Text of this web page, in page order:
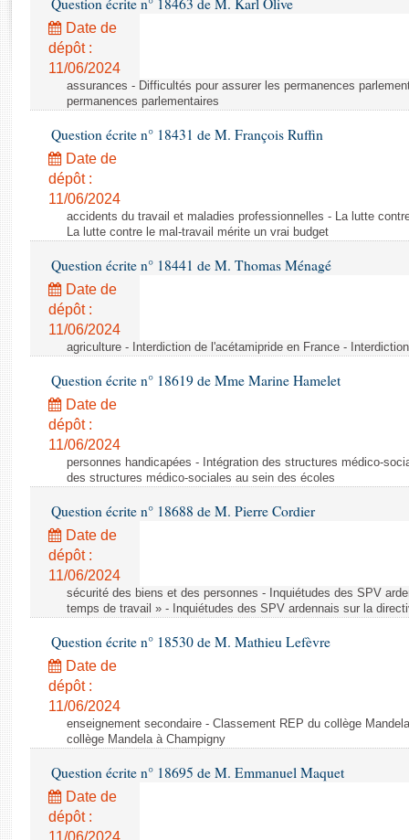
Rapports d'enquête
Rapports législatifs
Rapports sur l'application des lois
Baromètre de l’application des lois
Budget et sécurité sociale
Questions écrites et orales
Comptes rendus des débats
Question écrite n° 18463 de M. Karl Olive
Date de
dépôt :
11/06/2024
assurances - Difficultés pour assurer les permanences
permanences parlementaires
Question écrite n° 18431 de M. François Ruffin
Date de
dépôt :
11/06/2024
accidents du travail et maladies professionnelles - La lutte
La lutte contre le mal-travail mérite un vrai budget
Question écrite n° 18441 de M. Thomas Ménagé
Date de
dépôt :
11/06/2024
agriculture - Interdiction de l'acétamipride en France -
Question écrite n° 18619 de Mme Marine Hamelet
Date de
dépôt :
11/06/2024
personnes handicapées - Intégration des structures médico-
des structures médico-sociales au sein des écoles
Question écrite n° 18688 de M. Pierre Cordier
Date de
dépôt :
11/06/2024
sécurité des biens et des personnes - Inquiétudes des SPV
temps de travail » - Inquiétudes des SPV ardennais sur la
Question écrite n° 18530 de M. Mathieu Lefèvre
Date de
dépôt :
11/06/2024
enseignement secondaire - Classement REP du collège
collège Mandela à Champigny
Question écrite n° 18695 de M. Emmanuel Maquet
Date de
dépôt :
11/06/2024